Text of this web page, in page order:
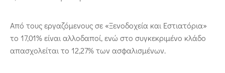
Από τους εργαζόμενους σε «Ξενοδοχεία και Εστιατόρια»
το 17,01% είναι αλλοδαποί, ενώ στο συγκεκριμένο κλάδο
απασχολείται το 12,27% των ασφαλισμένων.